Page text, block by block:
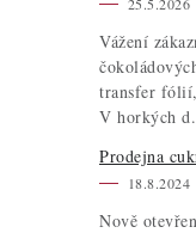
Vážení
transfer
V horkých
Prodejna
18.8.2024
Nově